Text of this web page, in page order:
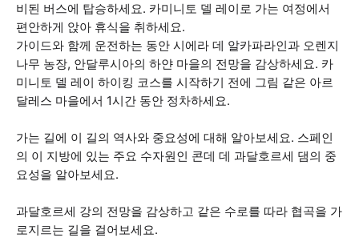
비된 버스에 탑승하세요. 카미니토 델 레이로 가는 여정에서
편안하게 앉아 휴식을 취하세요.
가이드와 함께 운전하는 동안 시에라 데 알카파라인과 오렌지
나무 농장, 안달루시아의 하얀 마을의 전망을 감상하세요. 카
미니토 델 레이 하이킹 코스를 시작하기 전에 그림 같은 아르
달레스 마을에서 1시간 동안 정차하세요.
가는 길에 이 길의 역사와 중요성에 대해 알아보세요. 스페인
의 이 지방에 있는 주요 수자원인 콘데 데 과달호르세 댐의 중
요성을 알아보세요.
과달호르세 강의 전망을 감상하고 같은 수로를 따라 협곡을 가
로지르는 길을 걸어보세요.